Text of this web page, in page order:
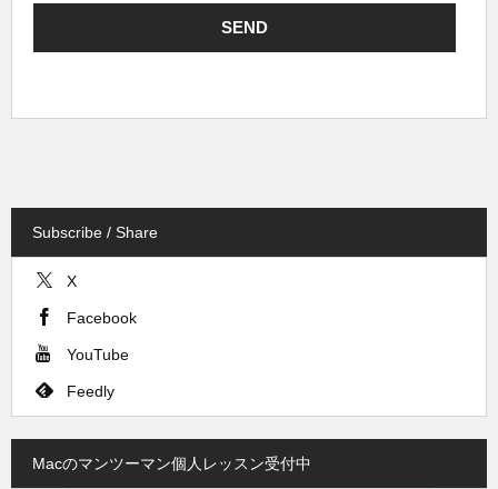
Subscribe / Share
X
Facebook
YouTube
Feedly
Macのマンツーマン個人レッスン受付中